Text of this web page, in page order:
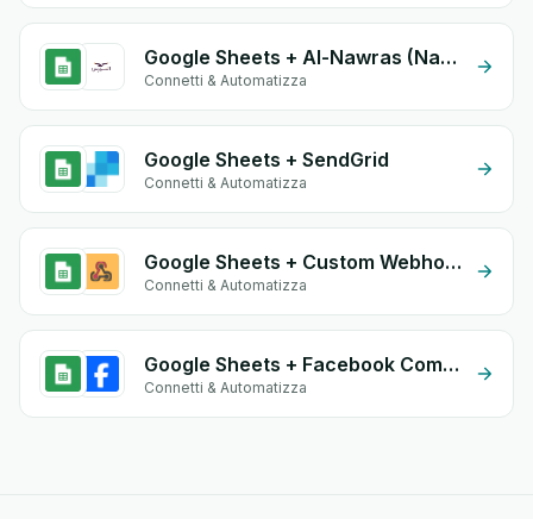
Google Sheets + Al-Nawras (Nawris)
Connetti & Automatizza
Google Sheets + SendGrid
Connetti & Automatizza
Google Sheets + Custom Webhook
Connetti & Automatizza
Google Sheets + Facebook Commerce
Connetti & Automatizza